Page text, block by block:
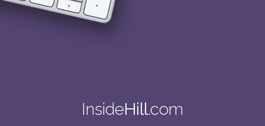
InsideHill.com